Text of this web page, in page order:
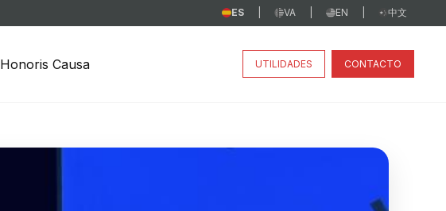
ES VA EN 中文
Honoris Causa UTILIDADES CONTACTO